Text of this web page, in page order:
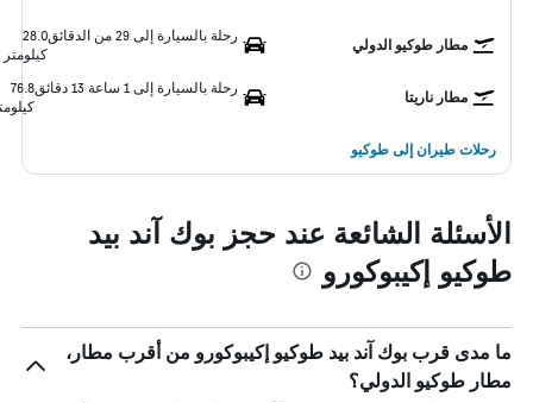
مطار طوكيو الدولي
رحلة بالسيارة إلى 29 من الدقائق
28.0
كيلومتر
مطار ناريتا
رحلة بالسيارة إلى 1 ساعة 13 دقائق
76.8
رحلات طيران إلى طوكيو
الأسئلة الشائعة عند حجز بوك آند بيد
طوكيو إكيبوكورو
ما مدى قرب بوك آند بيد طوكيو إكيبوكورو من أقرب مطار،
مطار طوكيو الدولي؟